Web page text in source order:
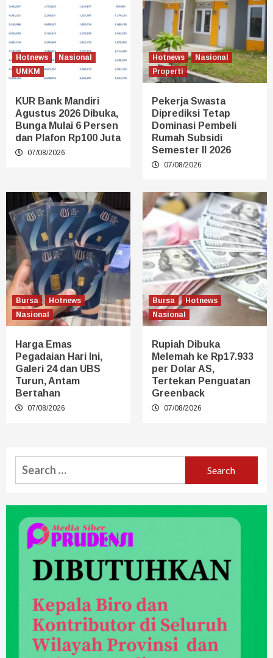
Hotnews
Nasional
UMKM
KUR Bank Mandiri
Agustus 2026 Dibuka,
Bunga Mulai 6 Persen
dan Plafon Rp100 Juta
07/08/2026
Hotnews
Nasional
Properti
Pekerja Swasta
Diprediksi Tetap
Dominasi Pembeli
Rumah Subsidi
Semester II 2026
07/08/2026
Bursa
Hotnews
Nasional
Harga Emas
Pegadaian Hari Ini,
Galeri 24 dan UBS
Turun, Antam
Bertahan
07/08/2026
Bursa
Hotnews
Nasional
Rupiah Dibuka
Melemah ke Rp17.933
per Dolar AS,
Tertekan Penguatan
Greenback
07/08/2026